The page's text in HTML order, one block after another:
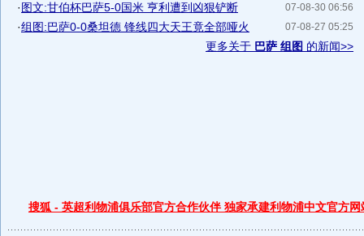
07-08-30 06:56
·图文:甘伯杯巴萨5-0国米 亨利遭到凶狠铲断
07-08-27 05:25
·组图:巴萨0-0桑坦德 锋线四大天王竟全部哑火
更多关于 巴萨 组图 的新闻>>
搜狐 - 英超利物浦俱乐部官方合作伙伴 独家承建利物浦中文官方网